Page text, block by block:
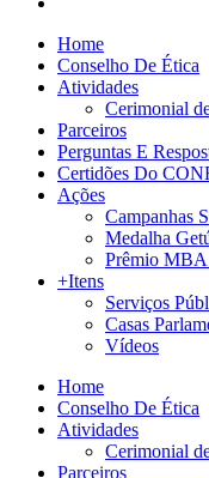
Home
Conselho De Ética
Atividades
Cerimonial
Parceiros
Perguntas E
Certidões Do
Ações
Campanhas
Medalha
Prêmio MBA
+Itens
Serviços
Casas
Vídeos
Home
Conselho De Ética
Atividades
Cerimonial
Parceiros